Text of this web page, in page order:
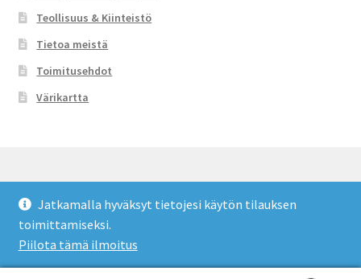
Jatkamalla hyväksyt tietojesi käytön tilauksen
toimittamiseksi.
Piilota tämä ilmoitus
Teollisuus & Kiinteistö
Tietoa meistä
Toimitusehdot
Värikartta
© Tarraton 2026
Toimitusehdot